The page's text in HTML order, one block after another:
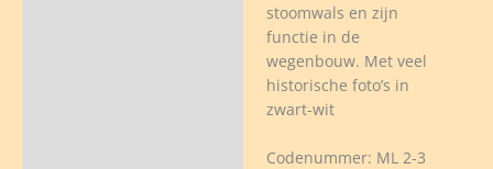
stoomwals en zijn
functie in de
wegenbouw. Met veel
historische foto’s in
zwart-wit
Codenummer: ML 2-3